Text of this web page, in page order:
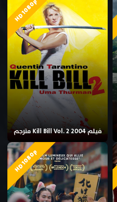
HD 1080p
فيلم Kill Bill Vol. 2 2004 مترجم
HD 1080p